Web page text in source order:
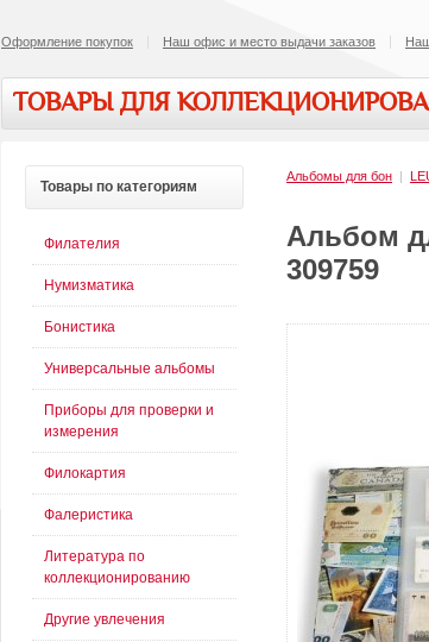
Оформление покупок Наш офис и место выдачи заказов
ТОВАРЫ ДЛЯ
Альбомы для бон |
Альбом
309759
Товары по категориям
Филателия
Нумизматика
Бонистика
Универсальные альбомы
Приборы для проверки и
измерения
Филокартия
Фалеристика
Литература по
коллекционированию
Другие увлечения